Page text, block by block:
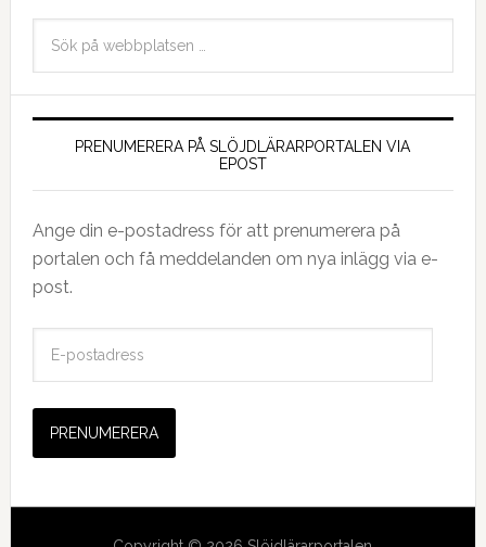
PRENUMERERA PÅ SLÖJDLÄRARPORTALEN VIA
EPOST
Ange din e-postadress för att prenumerera på
portalen och få meddelanden om nya inlägg via e-
post.
s
a